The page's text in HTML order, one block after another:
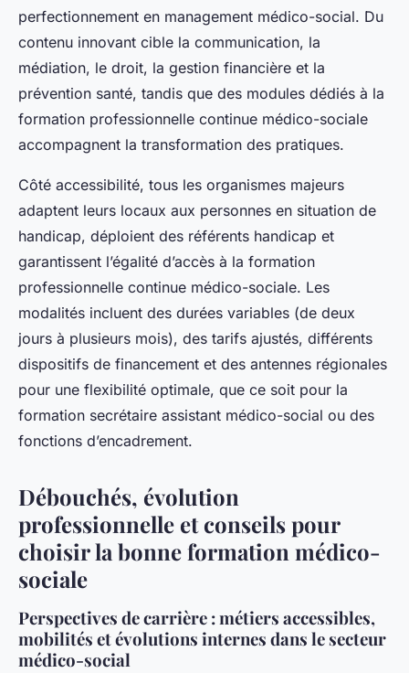
perfectionnement en management médico-social. Du
contenu innovant cible la communication, la
médiation, le droit, la gestion financière et la
prévention santé, tandis que des modules dédiés à la
formation professionnelle continue médico-sociale
accompagnent la transformation des pratiques.
Côté accessibilité, tous les organismes majeurs
adaptent leurs locaux aux personnes en situation de
handicap, déploient des référents handicap et
garantissent l’égalité d’accès à la formation
professionnelle continue médico-sociale. Les
modalités incluent des durées variables (de deux
jours à plusieurs mois), des tarifs ajustés, différents
dispositifs de financement et des antennes régionales
pour une flexibilité optimale, que ce soit pour la
formation secrétaire assistant médico-social ou des
fonctions d’encadrement.
Débouchés, évolution
professionnelle et conseils pour
choisir la bonne formation médico-
sociale
Perspectives de carrière : métiers accessibles,
mobilités et évolutions internes dans le secteur
médico-social